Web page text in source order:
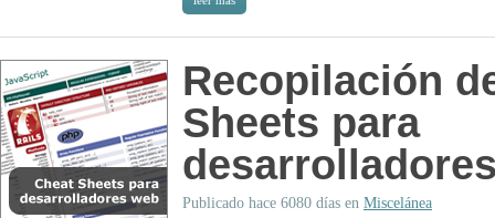
Recopilación
Sheets para
Publicado hace 6080 días en Miscelánea